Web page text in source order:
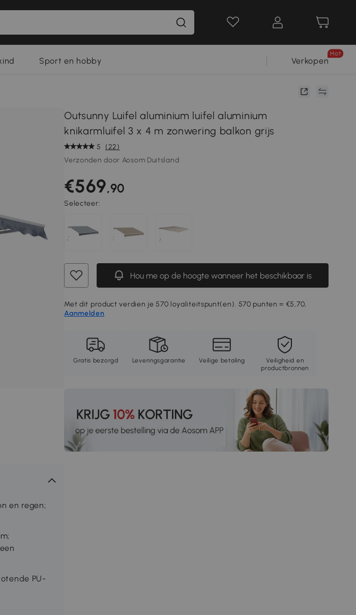
Sport en hobby Verkopen
Hot
Outsunny Luifel aluminium luifel aluminium
knikarmluifel 3 x 4 m zonwering balkon grijs
5
(22)
Verzonden door Aosom Duitsland
€569,90
Selecteer:
Hou me op de hoogte wanneer het beschikbaar is
Met dit product verdien je 570 loyaliteitspunt(en). 570 punten = €5,70,
Aanmelden
Gratis bezorgd Leveringsgarantie Veilige betaling
Veiligheid en
productbronnen
en regen;
PU-